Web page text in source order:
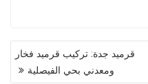
قرميد جدة: تركيب قرميد فخار
ومعدني بحي الفيصلية